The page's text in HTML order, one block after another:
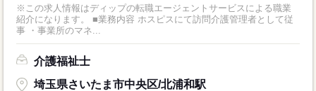
※この求人情報はディップの転職エージェントサービスによる職業
紹介になります。 ■業務内容 ホスピスにて訪問介護管理者として従
事 ・事業所のマネ...
介護福祉士
埼玉県さいたま市中央区/北浦和駅